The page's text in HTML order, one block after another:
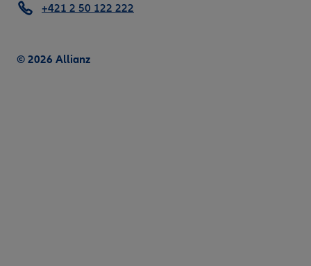
© 2026 Allianz
+421 2 50 122 222